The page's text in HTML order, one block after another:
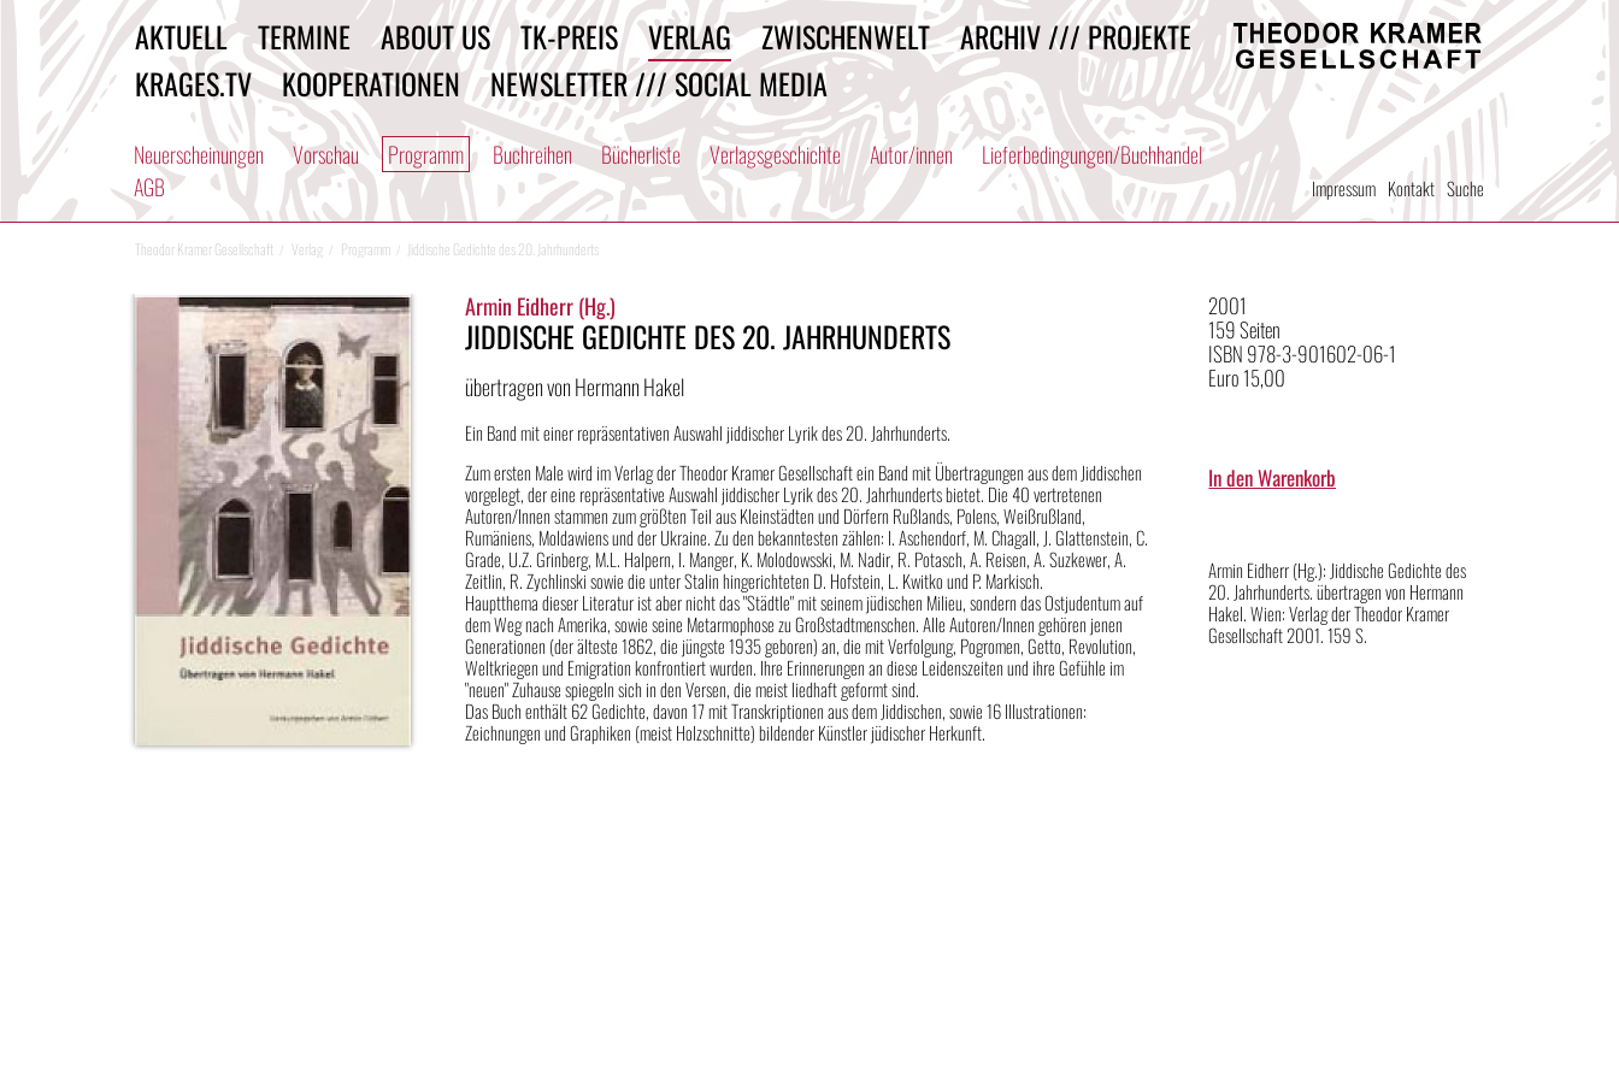
Theodor
Kramer
Gesellschaft
AKTUELL TERMINE ABOUT US TK-PREIS VERLAG ZWISCHENWELT
ARCHIV /// PROJEKTE
KRAGES.TV
KOOPERATIONEN NEWSLETTER /// SOCIAL MEDIA
Neuerscheinungen Vorschau Programm Buchreihen Bücherliste Verlagsgeschichte Autor/innen
Lieferbedingungen/Buchhandel
AGB
Impressum Kontakt Suche
Theodor Kramer Gesellschaft Verlag Programm Jiddische Gedichte des 20. Jahrhunderts
Armin Eidherr (Hg.)
JIDDISCHE GEDICHTE DES 20. JAHRHUNDERTS
übertragen von Hermann Hakel
Ein Band mit einer repräsentativen Auswahl jiddischer Lyrik des 20. Jahrhunderts.
Zum ersten Male wird im Verlag der Theodor Kramer Gesellschaft ein Band mit Übertragungen aus dem Jiddischen
vorgelegt, der eine repräsentative Auswahl jiddischer Lyrik des 20. Jahrhunderts bietet. Die 40 vertretenen
Autoren/Innen stammen zum größten Teil aus Kleinstädten und Dörfern Rußlands, Polens, Weißrußland,
Rumäniens, Moldawiens und der Ukraine. Zu den bekanntesten zählen: I. Aschendorf, M. Chagall, J. Glattenstein, C.
Grade, U.Z. Grinberg, M.L. Halpern, I. Manger, K. Molodowsski, M. Nadir, R. Potasch, A. Reisen, A. Suzkewer, A.
Zeitlin, R. Zychlinski sowie die unter Stalin hingerichteten D. Hofstein, L. Kwitko und P. Markisch.
Hauptthema dieser Literatur ist aber nicht das "Städtle" mit seinem jüdischen Milieu, sondern das Ostjudentum auf
dem Weg nach Amerika, sowie seine Metarmophose zu Großstadtmenschen. Alle Autoren/Innen gehören jenen
Generationen (der älteste 1862, die jüngste 1935 geboren) an, die mit Verfolgung, Pogromen, Getto, Revolution,
Weltkriegen und Emigration konfrontiert wurden. Ihre Erinnerungen an diese Leidenszeiten und ihre Gefühle im
"neuen" Zuhause spiegeln sich in den Versen, die meist liedhaft geformt sind.
Das Buch enthält 62 Gedichte, davon 17 mit Transkriptionen aus dem Jiddischen, sowie 16 Illustrationen:
Zeichnungen und Graphiken (meist Holzschnitte) bildender Künstler jüdischer Herkunft.
2001
159 Seiten
ISBN 978-3-901602-06-1
Euro 15,00
Armin Eidherr (Hg.): Jiddische Gedichte des
20. Jahrhunderts. übertragen von Hermann
Hakel. Wien: Verlag der Theodor Kramer
Gesellschaft 2001. 159 S.